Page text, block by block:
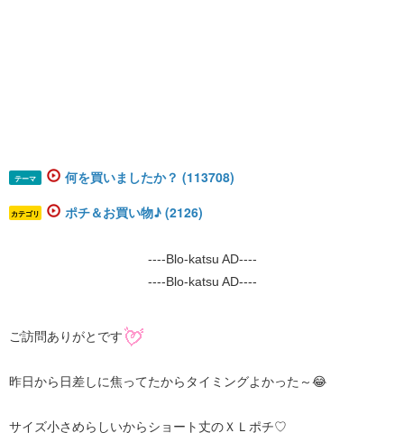
テーマ 何を買いましたか？ (113708)
カテゴリ ポチ＆お買い物♪ (2126)
----Blo-katsu AD----
----Blo-katsu AD----
ご訪問ありがとです
昨日から日差しに焦ってたからタイミングよかった～😂
サイズ小さめらしいからショート丈のＸＬポチ♡